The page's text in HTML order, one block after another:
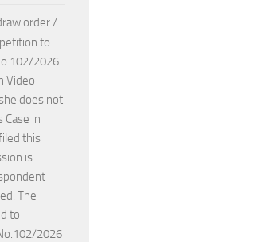
order /
to
2026.
Video
does not
in
this
is
The
to
2026